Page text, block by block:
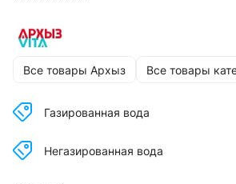
Все товары Архыз Все товары
Газированная вода
Негазированная вода